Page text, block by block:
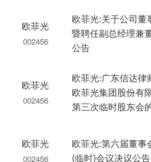
欧菲光
002456
欧菲光:关于公司董
暨聘任副总经理兼
公告
欧菲光
002456
欧菲光:广东信达律
欧菲光集团股份有
第三次临时股东会
欧菲光
002456
欧菲光:第六届董事
(临时)会议决议公告